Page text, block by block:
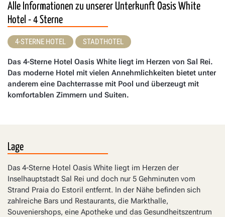
Alle Informationen zu unserer Unterkunft Oasis White
Hotel - 4 Sterne
4-STERNE HOTEL STADTHOTEL
Das 4-Sterne Hotel Oasis White liegt im Herzen von Sal Rei.
Das moderne Hotel mit vielen Annehmlichkeiten bietet unter
anderem eine Dachterrasse mit Pool und überzeugt mit
komfortablen Zimmern und Suiten.
Lage
Das 4-Sterne Hotel Oasis White liegt im Herzen der
Inselhauptstadt Sal Rei und doch nur 5 Gehminuten vom
Strand Praia do Estoril entfernt. In der Nähe befinden sich
zahlreiche Bars und Restaurants, die Markthalle,
Souveniershops, eine Apotheke und das Gesundheitszentrum